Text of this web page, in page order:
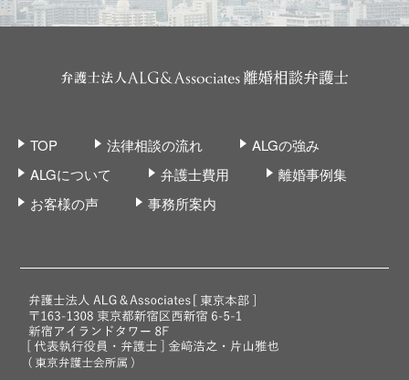
TOP 法律相談の流れ
ALGの強み
ALGについて
弁護士費用
離婚事例集
お客様の声
事務所案内